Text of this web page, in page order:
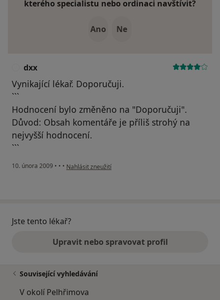
kterého specialistu nebo ordinaci navštívit?
Ano Ne
dxx
Vynikající lékař. Doporučuji.
```
Hodnocení bylo změněno na "Doporučuji".
Důvod: Obsah komentáře je příliš strohý na
nejvyšší hodnocení.
```
10. února 2009 • • • podle názoru uživatele dxx
Nahlásit zneužití
Jste tento lékař?
Upravit nebo spravovat profil
Související vyhledávání
V okolí Pelhřimova